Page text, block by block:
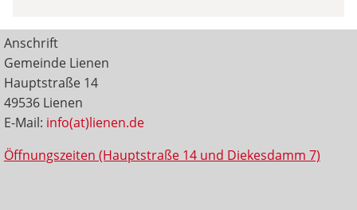
Anschrift
Gemeinde Lienen
Hauptstraße 14
49536 Lienen
E-Mail: info(at)lienen.de
Öffnungszeiten (Hauptstraße 14 und Diekesdamm 7)